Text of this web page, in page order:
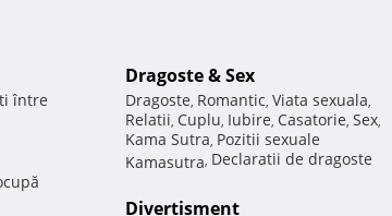
între
Dragoste & Sex
Dragoste, Romantic, Viata sexuala,
Relatii, Cuplu, Iubire, Casatorie, Sex,
Kama Sutra, Pozitii sexuale
Kamasutra, Declaratii de dragoste
Divertisment